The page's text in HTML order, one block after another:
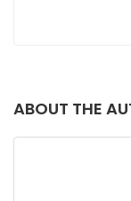
ABOUT THE